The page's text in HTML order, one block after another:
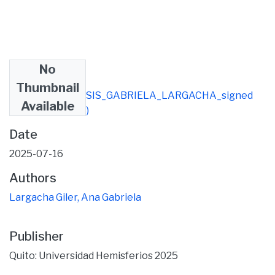
No
Thumbnail
Available
BIBLIOTECA_TESIS_GABRIELA_LARGACHA_signed
(1).pdf(686.38 KB)
Date
2025-07-16
Authors
Largacha Giler, Ana Gabriela
Publisher
Quito: Universidad Hemisferios 2025